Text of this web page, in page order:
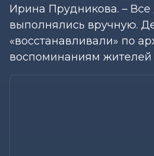
Ирина Прудникова. – Все
выполнялись вручную.
«восстанавливали» по
воспоминаниям жителей